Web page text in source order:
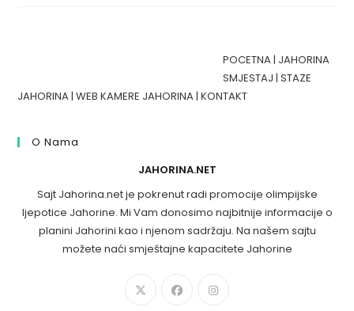
POCETNA | JAHORINA
SMJESTAJ |STAZE
JAHORINA |WEB KAMERE JAHORINA |KONTAKT
O Nama
JAHORINA.NET
Sajt Jahorina.net je pokrenut radi promocije olimpijske
ljepotice Jahorine. Mi Vam donosimo najbitnije informacije o
planini Jahorini kao i njenom sadržaju. Na našem sajtu
možete naći smještajne kapacitete Jahorine